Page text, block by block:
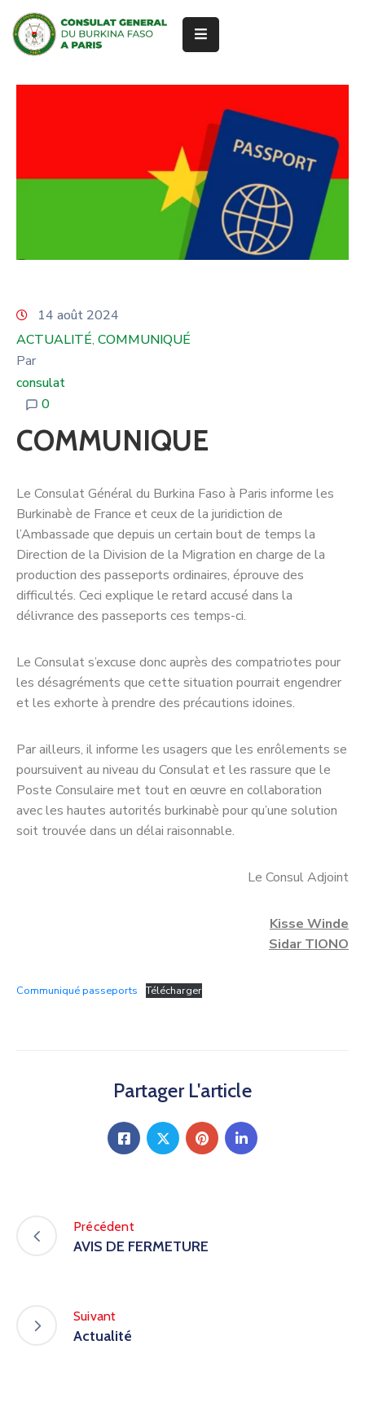
CONSULAIRES
RENDEZ-
14 août 2024
ACTUALITÉ‚ COMMUNIQUÉ
Par
consulat
0
COMMUNIQUE
Le Consulat Général du Burkina Faso à Paris informe les
Burkinabè de France et ceux de la juridiction de
l’Ambassade que depuis un certain bout de temps la
Direction de la Division de la Migration en charge de la
production des passeports ordinaires, éprouve des
difficultés. Ceci explique le retard accusé dans la
délivrance des passeports ces temps-ci.
Le Consulat s’excuse donc auprès des compatriotes pour
les désagréments que cette situation pourrait engendrer
et les exhorte à prendre des précautions idoines.
Par ailleurs, il informe les usagers que les enrôlements se
poursuivent au niveau du Consulat et les rassure que le
Poste Consulaire met tout en œuvre en collaboration
avec les hautes autorités burkinabè pour qu’une solution
soit trouvée dans un délai raisonnable.
Le Consul Adjoint
Kisse Winde
Sidar TIONO
Communiqué passeports Télécharger
Partager L'article
Précédent
AVIS DE FERMETURE
Suivant
Actualité